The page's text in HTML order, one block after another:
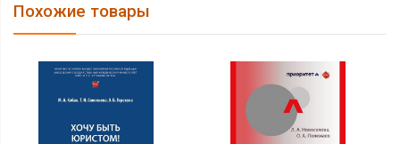
Похожие товары